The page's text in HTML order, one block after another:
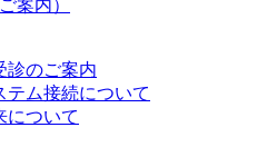
案内）
のご案内
テム接続について
について